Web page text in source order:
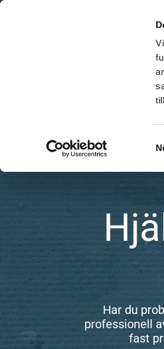
Har du
professionell
fast